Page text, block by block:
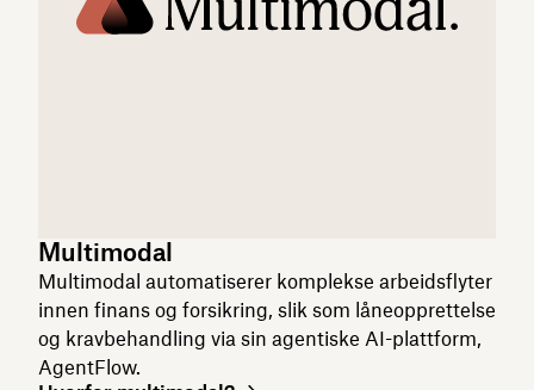
Multimodal
Multimodal automatiserer komplekse arbeidsflyter
innen finans og forsikring, slik som låneopprettelse
og kravbehandling via sin agentiske AI-plattform,
AgentFlow.